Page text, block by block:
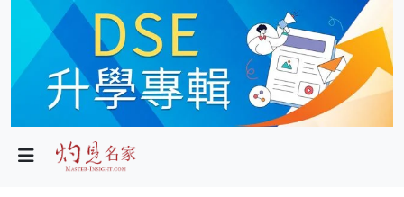
政局